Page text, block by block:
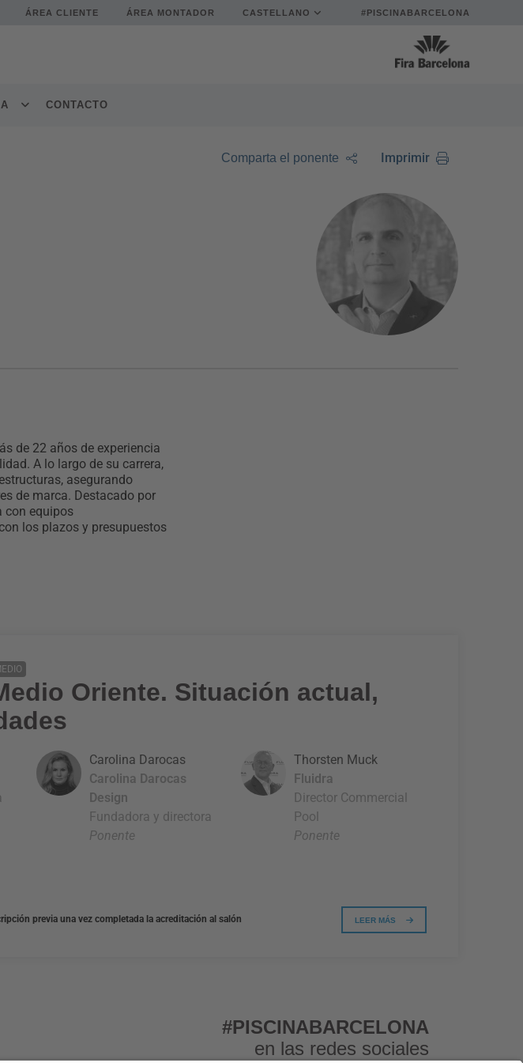
ÁREA CLIENTE ÁREA MONTADOR CASTELLANO #PISCINABARCELONA
CONTACTO
Comparta el ponente Imprimir
de 22 años de experiencia
A lo largo de su carrera,
asegurando
de marca. Destacado por
con equipos
los plazos y presupuestos
Oriente. Situación actual,
Carolina Darocas
Carolina Darocas
Design
Fundadora y directora
Ponente
Thorsten Muck
Fluidra
Director Commercial
Pool
Ponente
previa una vez completada la acreditación al salón LEER MÁS
#PISCINABARCELONA
en las redes sociales